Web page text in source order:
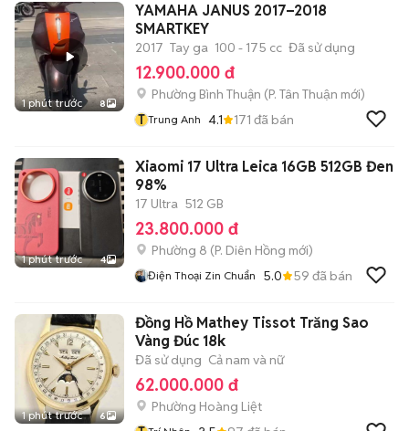
1 phút trước 8
YAMAHA JANUS 2017–2018
SMARTKEY
2017 Tay ga 100 - 175 cc Đã sử dụng
12.900.000 đ
Phường Bình Thuận (P. Tân Thuận mới)
T Trung Anh 4.1 171 đã bán
1 phút trước 4
Xiaomi 17 Ultra Leica 16GB 512GB Đen
98%
17 Ultra 512 GB
23.800.000 đ
Phường 8 (P. Diên Hồng mới)
Điện Thoại Zin Chuẩn 5.0 59 đã bán
1 phút trước 6
Đồng Hồ Mathey Tissot Trăng Sao
Vàng Đúc 18k
Đã sử dụng Cả nam và nữ
62.000.000 đ
Phường Hoàng Liệt